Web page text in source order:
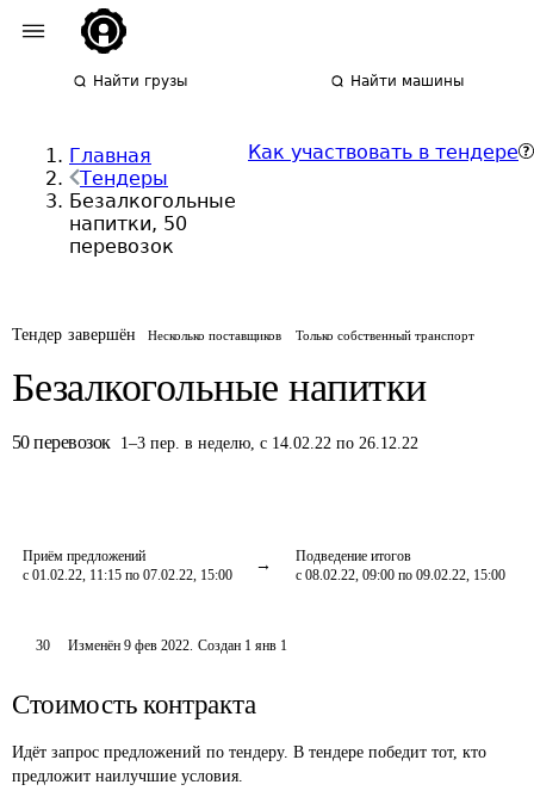
Найти грузы Найти машины
Главная
Тендеры
Безалкогольные
напитки, 50
перевозок
Как участвовать в тендере
Тендер завершён Несколько поставщиков Только собственный транспорт
Безалкогольные напитки
50 перевозок 1–3 пер. в неделю, с 14.02.22 по 26.12.22
Приём предложений
с 01.02.22, 11:15 по 07.02.22, 15:00
Подведение итогов
с 08.02.22, 09:00 по 09.02.22, 15:00
30 Изменён9 фев 2022. Создан 1 янв 1
Стоимость контракта
Идёт запрос предложений по тендеру. В тендере победит тот, кто
предложит наилучшие условия.